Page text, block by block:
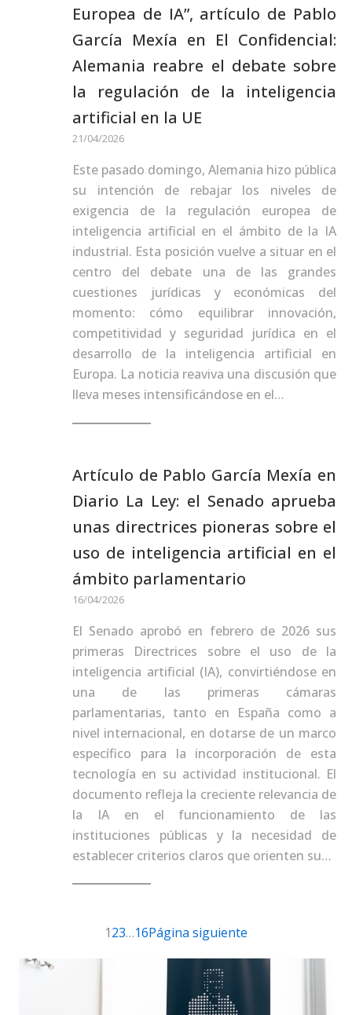
Europea de IA”, artículo de Pablo
García Mexía en El Confidencial:
Alemania reabre el debate sobre
la regulación de la inteligencia
artificial en la UE
21/04/2026
Este pasado domingo, Alemania hizo pública
su intención de rebajar los niveles de
exigencia de la regulación europea de
inteligencia artificial en el ámbito de la IA
industrial. Esta posición vuelve a situar en el
centro del debate una de las grandes
cuestiones jurídicas y económicas del
momento: cómo equilibrar innovación,
competitividad y seguridad jurídica en el
desarrollo de la inteligencia artificial en
Europa. La noticia reaviva una discusión que
lleva meses intensificándose en el…
Artículo de Pablo García Mexía en
Diario La Ley: el Senado aprueba
unas directrices pioneras sobre el
uso de inteligencia artificial en el
ámbito parlamentario
16/04/2026
El Senado aprobó en febrero de 2026 sus
primeras Directrices sobre el uso de la
inteligencia artificial (IA), convirtiéndose en
una de las primeras cámaras
parlamentarias, tanto en España como a
nivel internacional, en dotarse de un marco
específico para la incorporación de esta
tecnología en su actividad institucional. El
documento refleja la creciente relevancia de
la IA en el funcionamiento de las
instituciones públicas y la necesidad de
establecer criterios claros que orienten su…
123…16Página siguiente